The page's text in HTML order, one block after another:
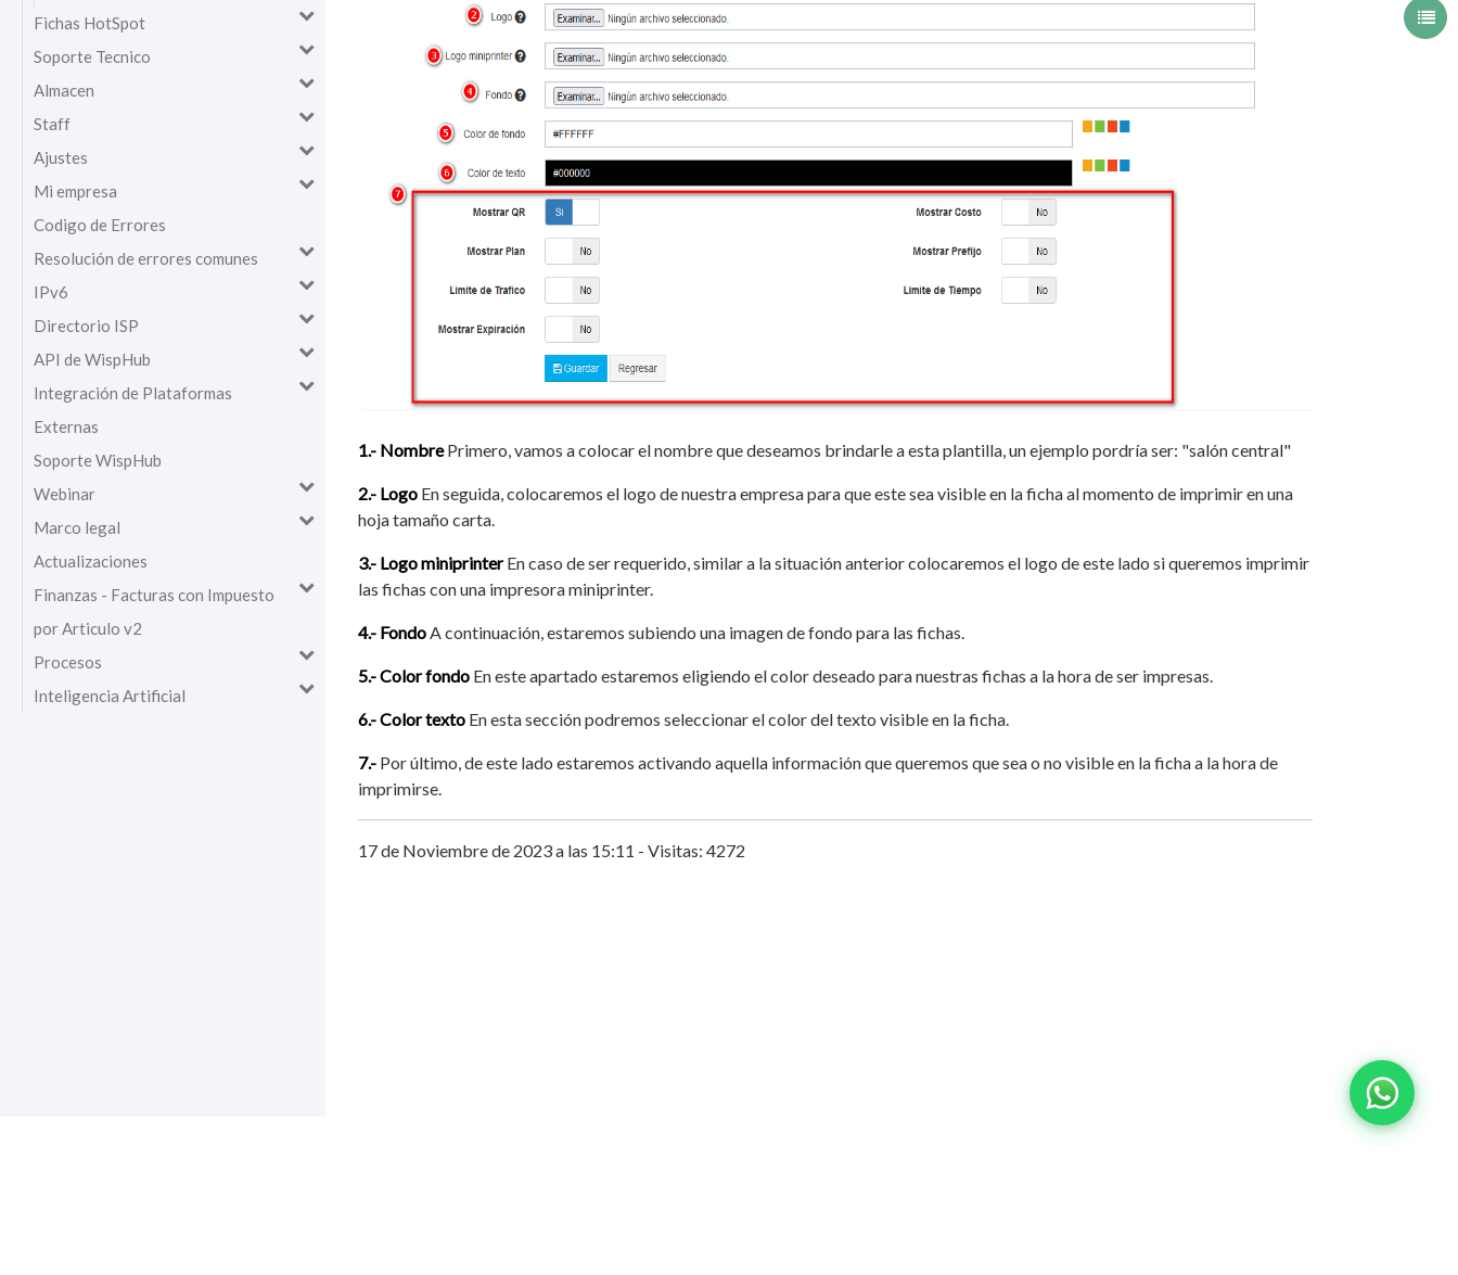
Fichas HotSpot
Soporte Tecnico
Almacen
Staff
Ajustes
Mi empresa
Codigo de Errores
Resolución de errores comunes
IPv6
Directorio ISP
API de WispHub
Integración de Plataformas
Externas
Soporte WispHub
Webinar
Marco legal
Actualizaciones
Finanzas - Facturas con Impuesto
por Articulo v2
Procesos
Inteligencia Artificial
1.- NombrePrimero, vamos a colocar el nombre que deseamos brindarle a esta plantilla, un ejemplo pordría ser: "salón central"
2.- Logo En seguida, colocaremos el logo de nuestra empresa para que este sea visible en la ficha al momento de imprimir en una
hoja tamaño carta.
3.- Logo miniprinterEn caso de ser requerido, similar a la situación anterior colocaremos el logo de este lado si queremos imprimir
las fichas con una impresora miniprinter.
4.- FondoA continuación, estaremos subiendo una imagen de fondo para las fichas.
5.-Color fondo En este apartado estaremos eligiendo el color deseado para nuestras fichas a la hora de ser impresas.
6.-Color texto En esta sección podremos seleccionar el color del texto visible en la ficha.
7.- Por último, de este lado estaremos activando aquella información que queremos que sea o no visible en la ficha a la hora de
imprimirse.
17 de Noviembre de 2023 a las 15:11 - Visitas: 4272